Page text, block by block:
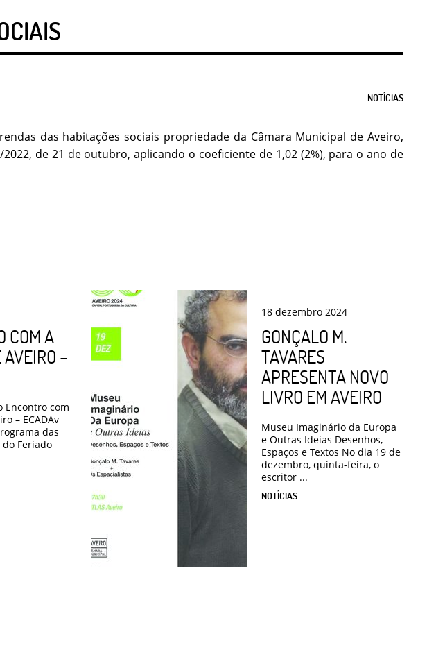
NOTÍCIAS
das habitações sociais propriedade da Câmara Municipal de Aveiro,
de 21 de outubro, aplicando o coeficiente de 1,02 (2%), para o ano de
COM A
–
Encontro com
– ECADAv
das
do Feriado
18 dezembro 2024
GONÇALO M.
TAVARES
APRESENTA NOVO
LIVRO EM AVEIRO
Museu Imaginário da Europa
e Outras Ideias Desenhos,
Espaços e Textos No dia 19 de
dezembro, quinta-feira, o
escritor ...
NOTÍCIAS